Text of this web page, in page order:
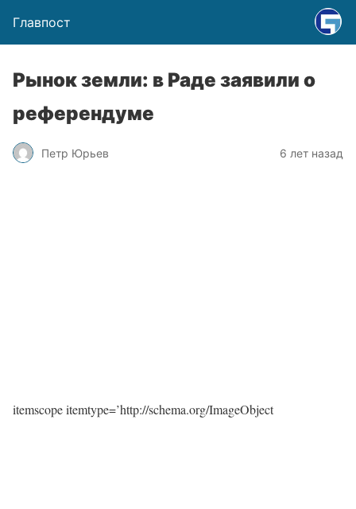
Главпост
Рынок земли: в Раде заявили о
референдуме
Петр Юрьев 6 лет назад
itemscope itemtype=’http://schema.org/ImageObject